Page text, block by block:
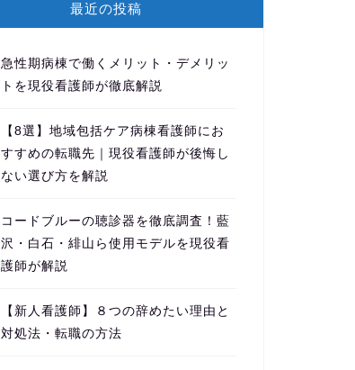
最近の投稿
急性期病棟で働くメリット・デメリッ
トを現役看護師が徹底解説
【8選】地域包括ケア病棟看護師にお
すすめの転職先｜現役看護師が後悔し
ない選び方を解説
コードブルーの聴診器を徹底調査！藍
沢・白石・緋山ら使用モデルを現役看
護師が解説
【新人看護師】８つの辞めたい理由と
対処法・転職の方法